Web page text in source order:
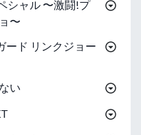
シャル 〜激闘!プ
〜
ード リンクジョー
い